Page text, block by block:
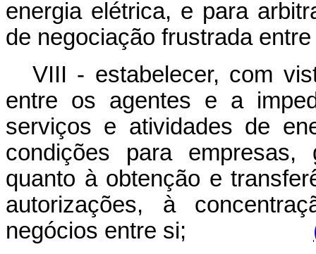
energia elétrica, e para
de negociação frustrada
VIII - estabelecer, com
entre os agentes e a
serviços e atividades de
condições para empresas,
quanto à obtenção e
autorizações, à
negócios entre si;